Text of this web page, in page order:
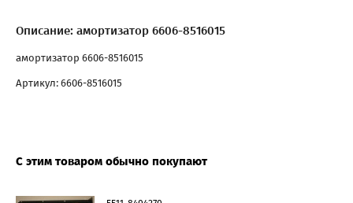
Описание: амортизатор 6606-8516015
амортизатор 6606-8516015
Артикул: 6606-8516015
С этим товаром обычно покупают